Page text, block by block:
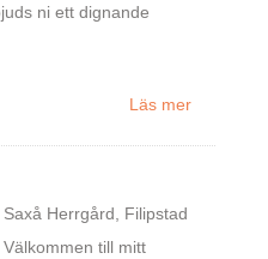
ni ett dignande
Läs mer
Saxå Herrgård, Filipstad
Välkommen till mitt